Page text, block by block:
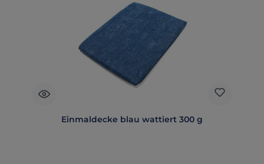
Einmaldecke blau wattiert 300 g